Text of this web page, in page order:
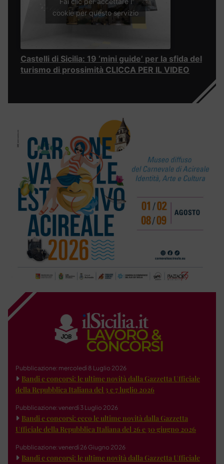
cookie per questo servizio
Castelli di Sicilia: 19 ‘mini guide’ per la sfida del
turismo di prossimità CLICCA PER IL VIDEO
Pubblicazione: mercoledì 8 Luglio 2026
Bandi e concorsi: le ultime novità dalla Gazzetta Ufficiale
della Repubblica Italiana del 3 e 7 luglio 2026
Pubblicazione: venerdì 3 Luglio 2026
Bandi e concorsi: ecco le ultime novità dalla Gazzetta
Ufficiale della Repubblica Italiana del 26 e 30 giugno 2026
Pubblicazione: venerdì 26 Giugno 2026
Bandi e concorsi: le ultime novità dalla Gazzetta Ufficiale